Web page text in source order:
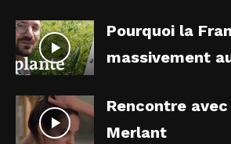
Pourquoi la
massivement
Rencontre
Merlant